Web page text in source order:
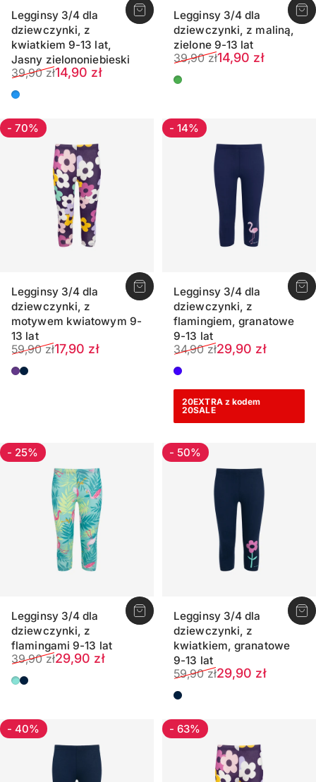
Legginsy 3/4 dla
dziewczynki, z
kwiatkiem 9-13 lat,
Jasny zielononiebieski
Cena sprzedaży
14,90 zł
Normalna cena
39,90 zł
Jasny zielononiebieski
Legginsy 3/4 dla
dziewczynki, z maliną,
zielone 9-13 lat
Cena sprzedaży
14,90 zł
Normalna cena
39,90 zł
Miętowy zielony
- 70%
Legginsy 3/4 dla
dziewczynki, z
motywem kwiatowym 9-
13 lat
Cena sprzedaży
17,90 zł
Normalna cena
59,90 zł
Fioletowy
Ciemnogranatowy
- 14%
Legginsy 3/4 dla
dziewczynki, z
flamingiem, granatowe
9-13 lat
Cena sprzedaży
29,90 zł
Normalna cena
34,90 zł
Indygo
20EXTRA z kodem
20SALE
- 25%
Legginsy 3/4 dla
dziewczynki, z
flamingami 9-13 lat
Cena sprzedaży
29,90 zł
Normalna cena
39,90 zł
Miętowy
Ciemnogranatowy
- 50%
Legginsy 3/4 dla
dziewczynki, z
kwiatkiem, granatowe
9-13 lat
Cena sprzedaży
29,90 zł
Normalna cena
59,90 zł
Ciemnoniebieski
- 40% - 63%